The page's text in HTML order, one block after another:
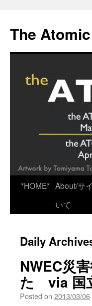
content
The
*HOME* About/サ
いて
Daily
NWEC災
た via 国
Posted on 2013/03/06